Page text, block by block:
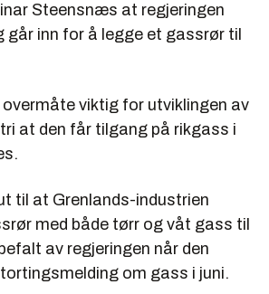
Steensnæs at regjeringen
går inn for å legge et gassrør til
overmåte viktig for utviklingen av
at den får tilgang på rikgass i
til at Grenlands-industrien
med både tørr og våt gass til
av regjeringen når den
om gass i juni.